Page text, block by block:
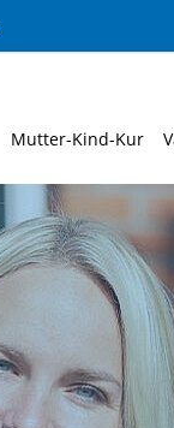
Mutter-Kind-Kur